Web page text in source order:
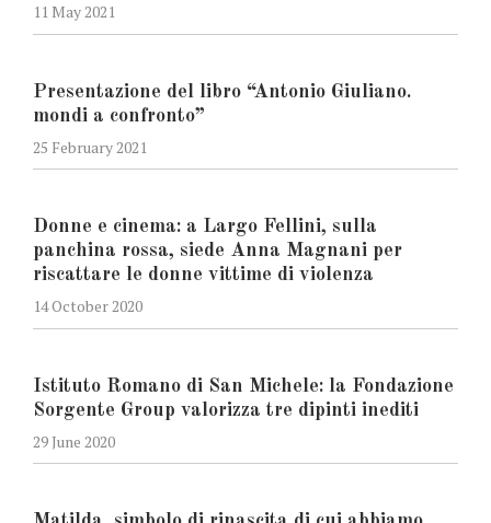
11 May 2021
Presentazione del libro “Antonio Giuliano.
mondi a confronto”
25 February 2021
Donne e cinema: a Largo Fellini, sulla
panchina rossa, siede Anna Magnani per
riscattare le donne vittime di violenza
14 October 2020
Istituto Romano di San Michele: la Fondazione
Sorgente Group valorizza tre dipinti inediti
29 June 2020